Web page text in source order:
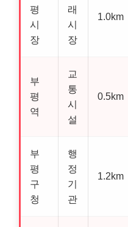
평
시
장
래
시
장
1.0km
부
평
역
교
통
시
설
0.5km
부
평
구
청
행
정
기
관
1.2km